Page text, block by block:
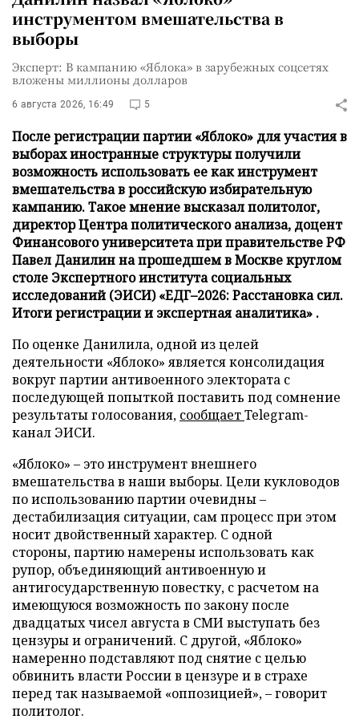
инструментом вмешательства в
выборы
Эксперт: В кампанию «Яблока» в зарубежных соцсетях
вложены миллионы долларов
6 августа 2026, 16:49 5
После регистрации партии «Яблоко» для участия в
выборах иностранные структуры получили
возможность использовать ее как инструмент
вмешательства в российскую избирательную
кампанию. Такое мнение высказал политолог,
директор Центра политического анализа, доцент
Финансового университета при правительстве РФ
Павел Данилин на прошедшем в Москве круглом
столе Экспертного института социальных
исследований (ЭИСИ) «ЕДГ–2026: Расстановка сил.
Итоги регистрации и экспертная аналитика» .
По оценке Данилила, одной из целей
деятельности «Яблоко» является консолидация
вокруг партии антивоенного электората с
последующей попыткой поставить под сомнение
результаты голосования, сообщаетTelegram-
канал ЭИСИ.
«Яблоко» – это инструмент внешнего
вмешательства в наши выборы. Цели кукловодов
по использованию партии очевидны –
дестабилизация ситуации, сам процесс при этом
носит двойственный характер. С одной
стороны, партию намерены использовать как
рупор, объединяющий антивоенную и
антигосударственную повестку, с расчетом на
имеющуюся возможность по закону после
двадцатых чисел августа в СМИ выступать без
цензуры и ограничений. С другой, «Яблоко»
намеренно подставляют под снятие с целью
обвинить власти России в цензуре и в страхе
перед так называемой «оппозицией», – говорит
политолог.